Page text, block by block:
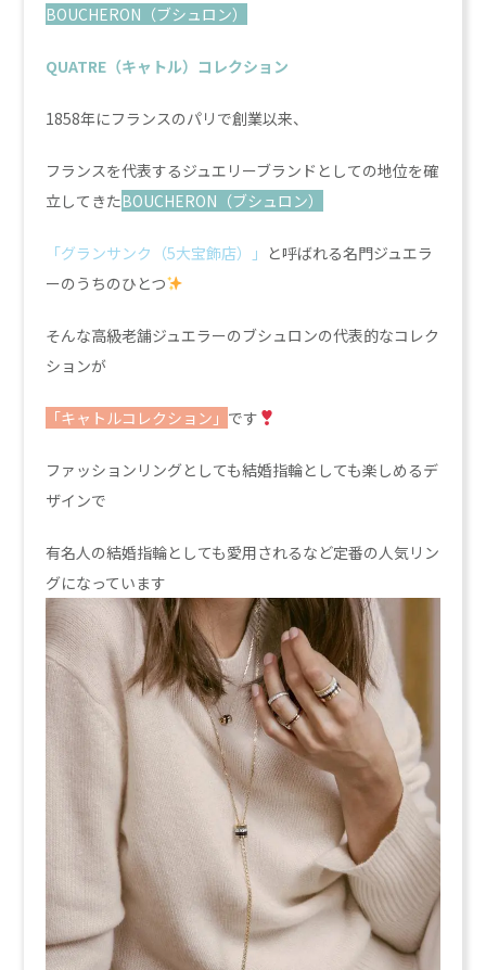
BOUCHERON（ブシュロン）
QUATRE（キャトル）コレクション
1858年にフランスのパリで創業以来、
フランスを代表するジュエリーブランドとしての地位を確
立してきたBOUCHERON（ブシュロン）
「グランサンク（5大宝飾店）」 と呼ばれる名門ジュエラ
ーのうちのひとつ
そんな高級老舗ジュエラーのブシュロンの代表的なコレク
ションが
「キャトルコレクション」 です
ファッションリングとしても結婚指輪としても楽しめるデ
ザインで
有名人の結婚指輪としても愛用されるなど定番の人気リン
グになっています